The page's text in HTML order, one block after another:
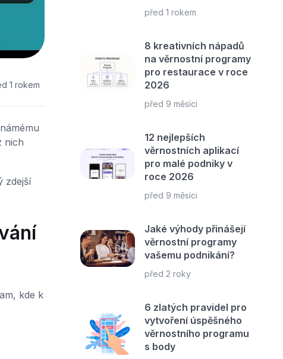
1 rokem
nich
zdejší
kde k
před 1 rokem
8 kreativních nápadů
na věrnostní programy
pro restaurace v roce
2026
před 9 měsíci
12 nejlepších
věrnostních aplikací
pro malé podniky v
roce 2026
před 9 měsíci
Jaké výhody přinášejí
věrnostní programy
vašemu podnikání?
před 2 roky
6 zlatých pravidel pro
vytvoření úspěšného
věrnostního programu
s body